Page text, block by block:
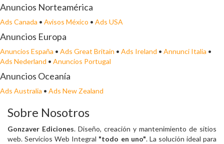
Anuncios Norteamérica
Ads Canada • Avisos México • Ads USA
Anuncios Europa
Anuncios España • Ads Great Britain • Ads Ireland • Annunci Italia •
Ads Nederland • Anuncios Portugal
Anuncios Oceanía
Ads Australia • Ads New Zealand
Sobre Nosotros
Gonzaver Ediciones. Diseño, creación y mantenimiento de sitios
web. Servicios Web Integral "todo en uno". La solución ideal para